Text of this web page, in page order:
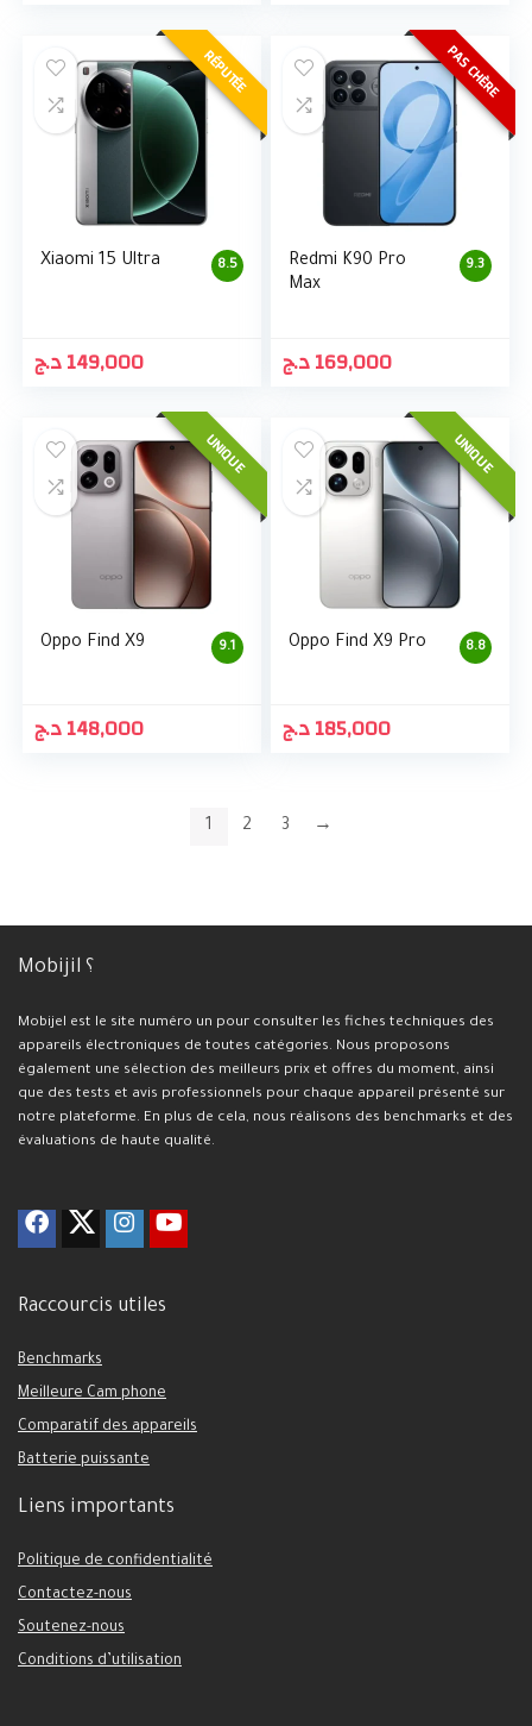
RÉPUTÉE
8.5
Xiaomi 15 Ultra
149,000د.ج
PAS CHÈRE
9.3
Redmi K90 Pro
Max
169,000د.ج
UNIQUE
9.1
Oppo Find X9
148,000د.ج
UNIQUE
8.8
Oppo Find X9 Pro
185,000د.ج
1 2 3 →
Mobijil ؟
Mobijel est le site numéro un pour consulter les fiches techniques des
appareils électroniques de toutes catégories. Nous proposons
également une sélection des meilleurs prix et offres du moment, ainsi
que des tests et avis professionnels pour chaque appareil présenté sur
notre plateforme. En plus de cela, nous réalisons des benchmarks et des
évaluations de haute qualité.
Raccourcis utiles
Benchmarks
Meilleure Cam phone
Comparatif des appareils
Batterie puissante
Liens importants
Politique de confidentialité
Contactez-nous
Soutenez-nous
Conditions d’utilisation